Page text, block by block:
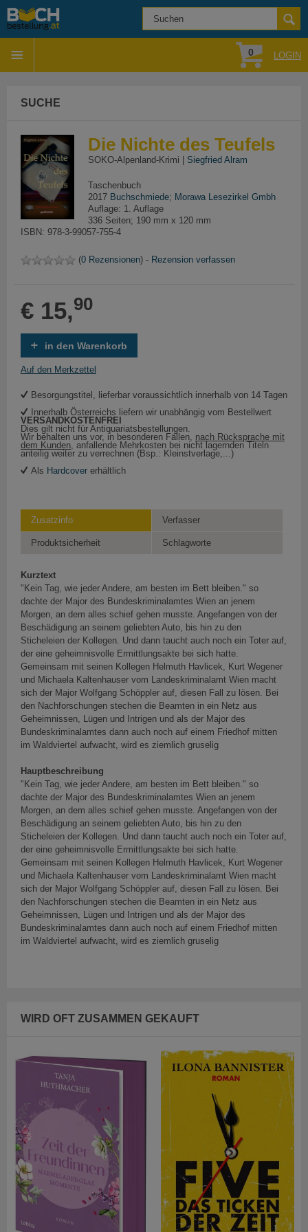
0 LOGIN
SUCHE
Die Nichte des Teufels
SOKO-Alpenland-Krimi | Siegfried Alram
Taschenbuch
2017 Buchschmiede; Morawa Lesezirkel Gmbh
Auflage: 1. Auflage
336 Seiten; 190 mm x 120 mm
ISBN: 978-3-99057-755-4
(0 Rezensionen) - Rezension verfassen
€ 15,90
in den Warenkorb
Auf den Merkzettel
Besorgungstitel, lieferbar voraussichtlich innerhalb von 14 Tagen
Innerhalb Österreichs liefern wir unabhängig vom Bestellwert
VERSANDKOSTENFREI
Dies gilt nicht für Antiquariatsbestellungen.
Wir behalten uns vor, in besonderen Fällen, nach Rücksprache mit
dem Kunden, anfallende Mehrkosten bei nicht lagernden Titeln
anteilig weiter zu verrechnen (Bsp.: Kleinstverlage,...)
Als Hardcover erhältlich
Zusatzinfo Verfasser
Produktsicherheit Schlagworte
Kurztext
"Kein Tag, wie jeder Andere, am besten im Bett bleiben." so
dachte der Major des Bundeskriminalamtes Wien an jenem
Morgen, an dem alles schief gehen musste. Angefangen von der
Beschädigung an seinem geliebten Auto, bis hin zu den
Sticheleien der Kollegen. Und dann taucht auch noch ein Toter auf,
der eine geheimnisvolle Ermittlungsakte bei sich hatte.
Gemeinsam mit seinen Kollegen Helmuth Havlicek, Kurt Wegener
und Michaela Kaltenhauser vom Landeskriminalamt Wien macht
sich der Major Wolfgang Schöppler auf, diesen Fall zu lösen. Bei
den Nachforschungen stechen die Beamten in ein Netz aus
Geheimnissen, Lügen und Intrigen und als der Major des
Bundeskriminalamtes dann auch noch auf einem Friedhof mitten
im Waldviertel aufwacht, wird es ziemlich gruselig
Hauptbeschreibung
"Kein Tag, wie jeder Andere, am besten im Bett bleiben." so
dachte der Major des Bundeskriminalamtes Wien an jenem
Morgen, an dem alles schief gehen musste. Angefangen von der
Beschädigung an seinem geliebten Auto, bis hin zu den
Sticheleien der Kollegen. Und dann taucht auch noch ein Toter auf,
der eine geheimnisvolle Ermittlungsakte bei sich hatte.
Gemeinsam mit seinen Kollegen Helmuth Havlicek, Kurt Wegener
und Michaela Kaltenhauser vom Landeskriminalamt Wien macht
sich der Major Wolfgang Schöppler auf, diesen Fall zu lösen. Bei
den Nachforschungen stechen die Beamten in ein Netz aus
Geheimnissen, Lügen und Intrigen und als der Major des
Bundeskriminalamtes dann auch noch auf einem Friedhof mitten
im Waldviertel aufwacht, wird es ziemlich gruselig
WIRD OFT ZUSAMMEN GEKAUFT